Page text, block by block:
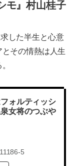
モ』村山桂子
した半生と心意
その情熱は人生
ォルティッシ
女将のつぶや
5